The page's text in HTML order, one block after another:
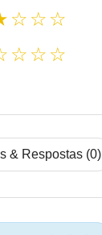
& Respostas (0)